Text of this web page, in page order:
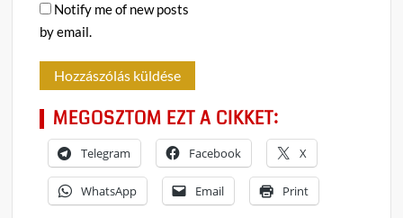
Notify me of new posts
by email.
MEGOSZTOM EZT A CIKKET:
Telegram Facebook X
WhatsApp Email Print